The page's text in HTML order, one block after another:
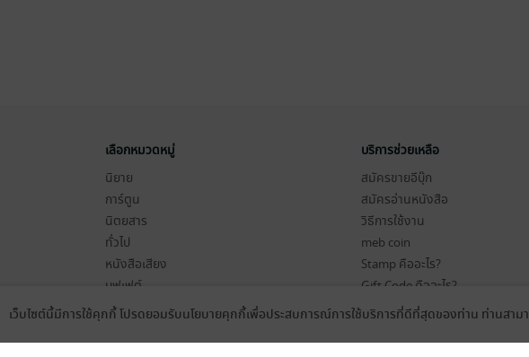
เลือกหมวดหมู่
นิยาย
การ์ตูน
นิตยสาร
ทั่วไป
หนังสือเสียง
บุฟเฟต์
บริการช่วยเหลือ
สมัครขายอีบุ๊ก
สมัครอ่านหนังสือ
วิธีการใช้งาน
meb coin
Stamp คืออะไร?
Gift Code คืออะไร?
เงื่อนไขในการใช้บริการ
เว็บไซต์นี้มีการใช้คุกกี้ โปรดยอมรับนโยบายคุกกี้เพื่อประสบการณ์การใช้บริการที่ดีที่สุดของท่าน ท่านส